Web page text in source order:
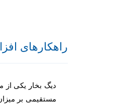
راهکارهای
دیگ بخار یکی از
مستقیمی بر